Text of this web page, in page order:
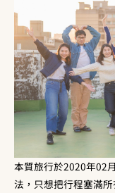
本質旅行於2020年02
法，只想把行程塞滿